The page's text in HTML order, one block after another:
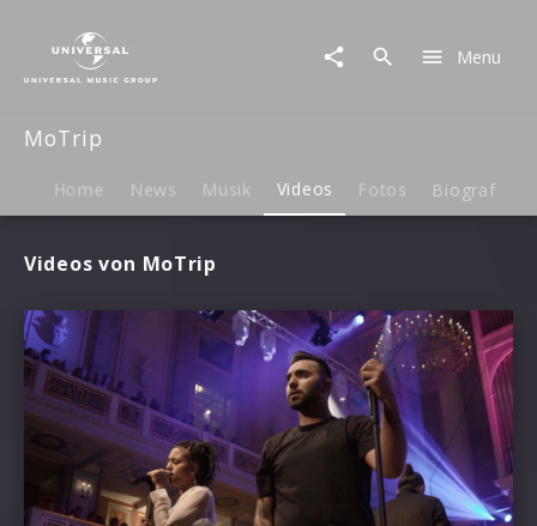
Menu
MoTrip
Home News Musik Videos Fotos Biografie
Videos von MoTrip